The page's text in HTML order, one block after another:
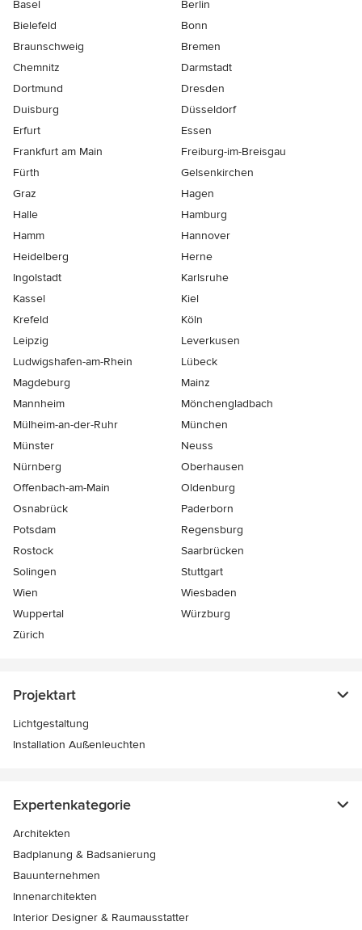
Basel
Berlin
Bielefeld
Bonn
Braunschweig
Bremen
Chemnitz
Darmstadt
Dortmund
Dresden
Duisburg
Düsseldorf
Erfurt
Essen
Frankfurt am Main
Freiburg-im-Breisgau
Fürth
Gelsenkirchen
Graz
Hagen
Halle
Hamburg
Hamm
Hannover
Heidelberg
Herne
Ingolstadt
Karlsruhe
Kassel
Kiel
Krefeld
Köln
Leipzig
Leverkusen
Ludwigshafen-am-Rhein
Lübeck
Magdeburg
Mainz
Mannheim
Mönchen­gladbach
Mülheim-an-der-Ruhr
München
Münster
Neuss
Nürnberg
Oberhausen
Offenbach-am-Main
Oldenburg
Osnabrück
Paderborn
Potsdam
Regensburg
Rostock
Saarbrücken
Solingen
Stuttgart
Wien
Wiesbaden
Wuppertal
Würzburg
Zürich
Projektart
Lichtgestaltung
Installation Außenleuchten
Expertenkategorie
Architekten
Badplanung & Badsanierung
Bauunternehmen
Innenarchitekten
Interior Designer & Raumausstatter